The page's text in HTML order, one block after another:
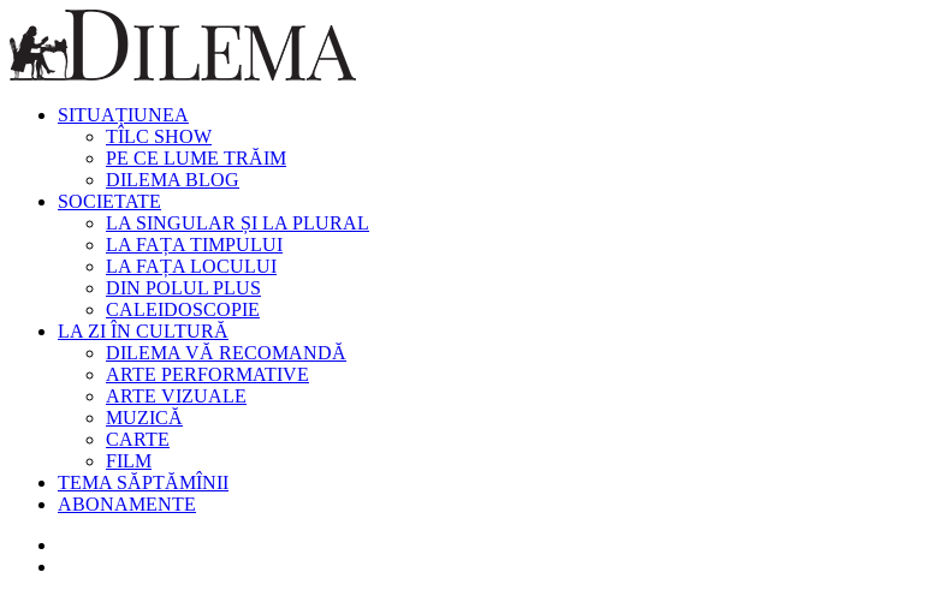
SITUAȚIUNEA
TÎLC SHOW
PE CE LUME TRĂIM
DILEMA BLOG
SOCIETATE
LA SINGULAR ȘI LA PLURAL
LA FAȚA TIMPULUI
LA FAȚA LOCULUI
DIN POLUL PLUS
CALEIDOSCOPIE
LA ZI ÎN CULTURĂ
DILEMA VĂ RECOMANDĂ
ARTE PERFORMATIVE
ARTE VIZUALE
MUZICĂ
CARTE
FILM
TEMA SĂPTĂMÎNII
ABONAMENTE